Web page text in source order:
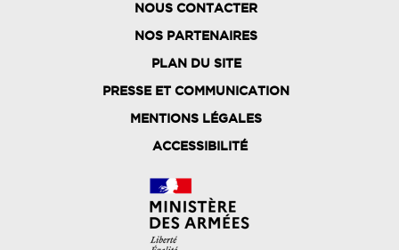
FOOTER
MENU
NOUS CONTACTER
NOS PARTENAIRES
PLAN DU SITE
PRESSE ET COMMUNICATION
MENTIONS LÉGALES
ACCESSIBILITÉ